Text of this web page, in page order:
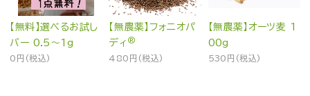
【無料】選べるお試し
バー 0.5～1g
0円(税込)
【無農薬】フォニオパ
ディ ®
480円(税込)
【無農薬】オーツ麦 1
00g
530円(税込)